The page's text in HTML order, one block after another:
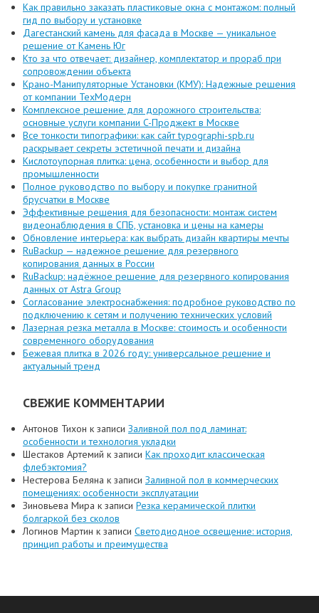
Как правильно заказать пластиковые окна с монтажом: полный
гид по выбору и установке
Дагестанский камень для фасада в Москве — уникальное
решение от Камень Юг
Кто за что отвечает: дизайнер, комплектатор и прораб при
сопровождении объекта
Крано-Манипуляторные Установки (КМУ): Надежные решения
от компании ТехМодерн
Комплексное решение для дорожного строительства:
основные услуги компании C-Проджект в Москве
Все тонкости типографики: как сайт typographi-spb.ru
раскрывает секреты эстетичной печати и дизайна
Кислотоупорная плитка: цена, особенности и выбор для
промышленности
Полное руководство по выбору и покупке гранитной
брусчатки в Москве
Эффективные решения для безопасности: монтаж систем
видеонаблюдения в СПБ, установка и цены на камеры
Обновление интерьера: как выбрать дизайн квартиры мечты
RuBackup — надежное решение для резервного
копирования данных в России
RuBackup: надёжное решение для резервного копирования
данных от Astra Group
Согласование электроснабжения: подробное руководство по
подключению к сетям и получению технических условий
Лазерная резка металла в Москве: стоимость и особенности
современного оборудования
Бежевая плитка в 2026 году: универсальное решение и
актуальный тренд
СВЕЖИЕ КОММЕНТАРИИ
Антонов Тихон к записи Заливной пол под ламинат:
особенности и технология укладки
Шестаков Артемий к записи Как проходит классическая
флебэктомия?
Нестерова Беляна к записи Заливной пол в коммерческих
помещениях: особенности эксплуатации
Зиновьева Мира к записи Резка керамической плитки
болгаркой без сколов
Логинов Мартин к записи Светодиодное освещение: история,
принцип работы и преимущества